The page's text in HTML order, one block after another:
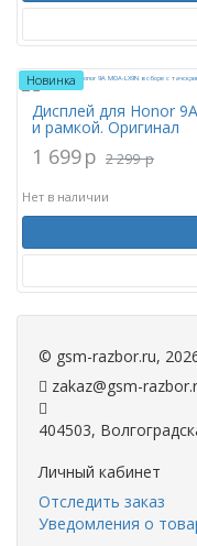
Новинка
Дисплей для Honor
и рамкой. Оригинал
1 699p 2 299 p
Нет в наличии
© gsm-razbor.ru,
zakaz@gsm-
404503,
Личный кабинет
Отследить заказ
Уведомления о